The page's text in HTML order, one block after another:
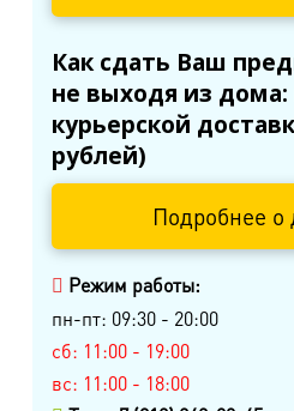
Как сдать Ваш
не выходя из
курьерской
рублей)
Подробнее о
Режим работы:
пн-пт: 09:30 - 20:00
сб: 11:00 - 19:00
вс: 11:00 - 18:00